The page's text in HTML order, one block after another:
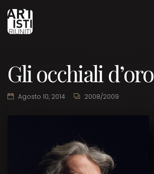
Gli occhiali d’oro
Agosto 10, 2014 2008/2009